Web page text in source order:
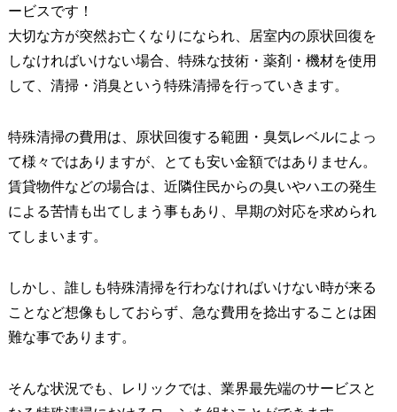
ービスです！
大切な方が突然お亡くなりになられ、居室内の原状回復を
しなければいけない場合、特殊な技術・薬剤・機材を使用
して、清掃・消臭という特殊清掃を行っていきます。
特殊清掃の費用は、原状回復する範囲・臭気レベルによっ
て様々ではありますが、とても安い金額ではありません。
賃貸物件などの場合は、近隣住民からの臭いやハエの発生
による苦情も出てしまう事もあり、早期の対応を求められ
てしまいます。
しかし、誰しも特殊清掃を行わなければいけない時が来る
ことなど想像もしておらず、急な費用を捻出することは困
難な事であります。
そんな状況でも、レリックでは、業界最先端のサービスと